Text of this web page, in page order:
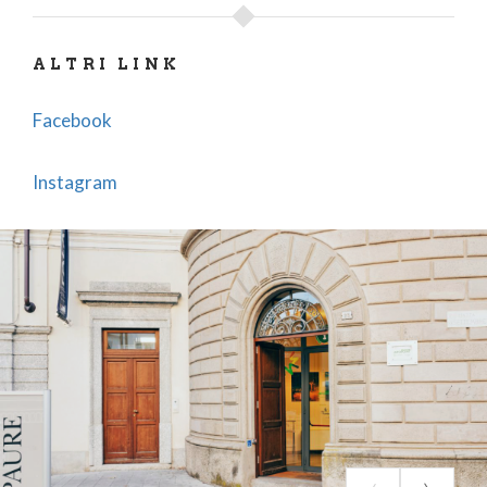
Oltre al centro storico, la città di Lecco è composta
Castello, Chiuso, Germanedo, Laorca, Maggianico,
Giovanni, Santo Stefano.
È possibile visitare i luoghi fuori dal centro storico
seguendo
l’ITINERARIO MANZONIANO, un
percorso storico-letterario che vi condurrà,
muovendovi tra chiese e antichi palazzi, dalla casa-
museo
VILLA MANZONI fino aPESCARENICO
“rione dei pescatori” - che svela il suo antico e
inalterato fascino tra vicoli ciottolati e scorci sul
fiume Adda.
Qui, verrete catapultati nell’atmosfera del romanzo
ALTRI LINK
Facebook
Instagram